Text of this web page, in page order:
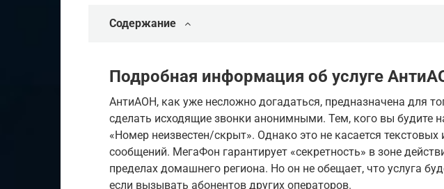
Содержание
Подробная информация об услуге
АнтиАОН, как уже несложно догадаться, предназначена для
сделать исходящие звонки анонимными. Тем, кого вы будите
«Номер неизвестен/скрыт». Однако это не касается
сообщений. МегаФон гарантирует «секретность» в зоне
пределах домашнего региона. Но он не обещает, что услуга
если вызывать абонентов других операторов.